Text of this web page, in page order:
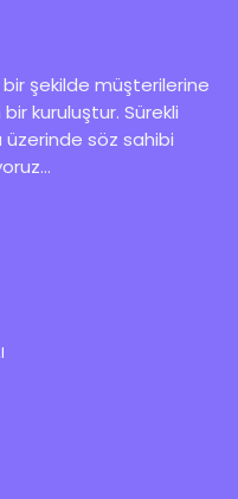
şekilde müşterilerine
kuruluştur. Sürekli
söz sahibi